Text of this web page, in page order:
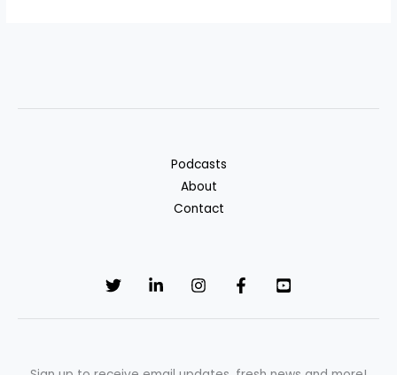
Podcasts
About
Contact